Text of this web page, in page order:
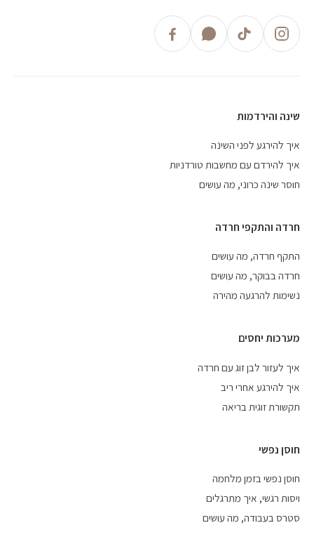
שינה והירדמות
איך להירגע לפני השינה
איך להירדם עם מחשבות טורדניות
חוסר שינה כרוני, מה עושים
חרדה והתקפי חרדה
התקף חרדה, מה עושים
חרדה בבוקר, מה עושים
נשימות להרגעה מהירה
מערכות יחסים
איך לעזור לבן זוג עם חרדה
איך להירגע אחרי ריב
תקשורת זוגית בריאה
חוסן נפשי
חוסן נפשי בזמן מלחמה
ויסות רגשי, איך מתרגלים
סטרס בעבודה, מה עושים